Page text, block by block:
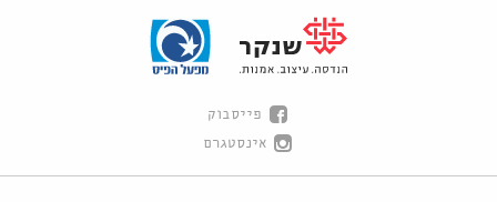
פייסבוק
אינסטגרם